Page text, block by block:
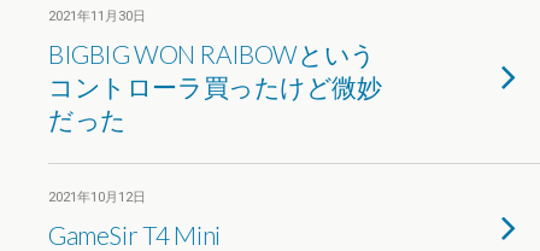
2021年11月30日
BIGBIG WON RAIBOWという
コントローラ買ったけど微妙
だった
2021年10月12日
GameSir T4 Mini